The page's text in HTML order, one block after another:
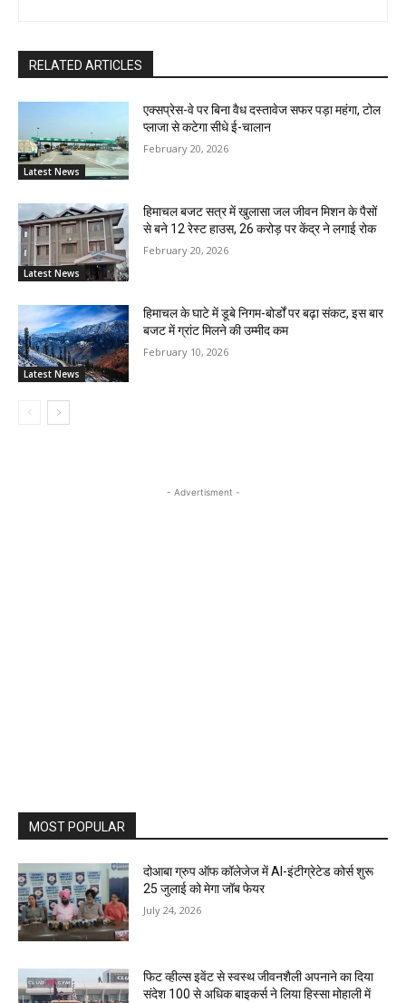
RELATED ARTICLES
Latest News
एक्सप्रेस-वे पर बिना वैध दस्तावेज सफर पड़ा महंगा, टोल
प्लाजा से कटेगा सीधे ई-चालान
February 20, 2026
Latest News
हिमाचल बजट सत्र में खुलासा जल जीवन मिशन के पैसों
से बने 12 रेस्ट हाउस, 26 करोड़ पर केंद्र ने लगाई रोक
February 20, 2026
Latest News
हिमाचल के घाटे में डूबे निगम-बोर्डों पर बढ़ा संकट, इस बार
बजट में ग्रांट मिलने की उम्मीद कम
February 10, 2026
- Advertisment -
MOST POPULAR
दोआबा ग्रुप ऑफ कॉलेजेज में AI-इंटीग्रेटेड कोर्स शुरू
25 जुलाई को मेगा जॉब फेयर
July 24, 2026
फिट व्हील्स इवेंट से स्वस्थ जीवनशैली अपनाने का दिया
संदेश 100 से अधिक बाइकर्स ने लिया हिस्सा मोहाली में